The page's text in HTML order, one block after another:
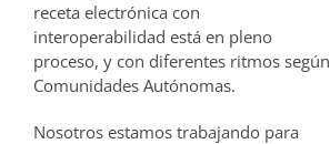
receta electrónica con
interoperabilidad está en pleno
proceso, y con diferentes ritmos según
Comunidades Autónomas.
Nosotros estamos trabajando para